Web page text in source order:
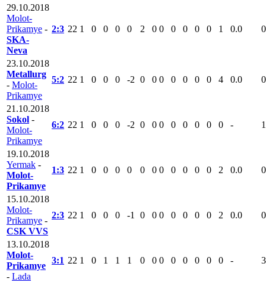
29.10.2018
Molot-
Prikamye -
SKA-
Neva
2:3 22 1 0 0 0 0 2 0 0 0 0 0 0 1 0.0 0
23.10.2018
Metallurg
- Molot-
Prikamye
5:2 22 1 0 0 0 -2 0 0 0 0 0 0 0 4 0.0 0
21.10.2018
Sokol -
Molot-
Prikamye
6:2 22 1 0 0 0 -2 0 0 0 0 0 0 0 0 - 1
19.10.2018
Yermak -
Molot-
Prikamye
1:3 22 1 0 0 0 0 0 0 0 0 0 0 0 2 0.0 0
15.10.2018
Molot-
Prikamye -
CSK VVS
2:3 22 1 0 0 0 -1 0 0 0 0 0 0 0 2 0.0 0
13.10.2018
Molot-
Prikamye
- Lada
3:1 22 1 0 1 1 1 0 0 0 0 0 0 0 0 - 3